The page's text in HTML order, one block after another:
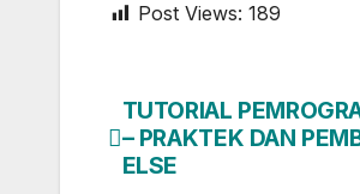
Post Views: 189
TUTORIAL
– PRAKTEK DAN
ELSE